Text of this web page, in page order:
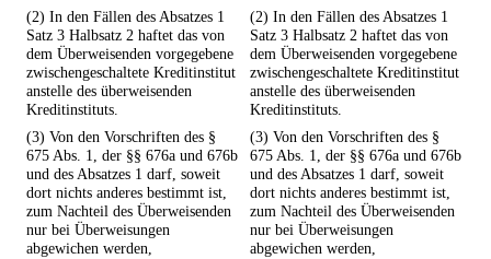
(2) In den Fällen des Absatzes 1
Satz 3 Halbsatz 2 haftet das von
dem Überweisenden vorgegebene
zwischengeschaltete Kreditinstitut
anstelle des überweisenden
Kreditinstituts.
(2) In den Fällen des Absatzes 1
Satz 3 Halbsatz 2 haftet das von
dem Überweisenden vorgegebene
zwischengeschaltete Kreditinstitut
anstelle des überweisenden
Kreditinstituts.
(3) Von den Vorschriften des §
675 Abs. 1, der §§ 676a und 676b
und des Absatzes 1 darf, soweit
dort nichts anderes bestimmt ist,
zum Nachteil des Überweisenden
nur bei Überweisungen
abgewichen werden,
(3) Von den Vorschriften des §
675 Abs. 1, der §§ 676a und 676b
und des Absatzes 1 darf, soweit
dort nichts anderes bestimmt ist,
zum Nachteil des Überweisenden
nur bei Überweisungen
abgewichen werden,